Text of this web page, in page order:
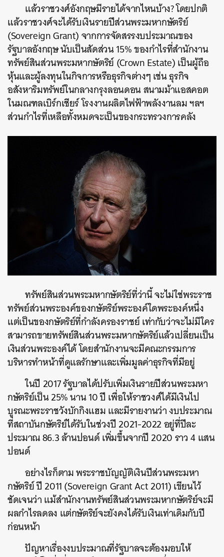
แล้วราชวงศ์อังกฤษมีรายได้จากไหนบ้าง? โดยปกติ
แล้วราชวงศ์จะได้รับเงินรายปีส่วนพระมหากษัตริย์
(Sovereign Grant) จากการจัดสรรงบประมาณของ
รัฐบาลอังกฤษ นับเป็นสัดส่วน 15% ของกำไรที่สำนักงาน
ทรัพย์สินส่วนพระมหากษัตริย์ (Crown Estate) เป็นผู้ถือ
หุ้นและผู้ลงทุนในกิจการหรือธุรกิจต่างๆ เช่น ธุรกิจ
อสังหาริมทรัพย์ในกลางกรุงลอนดอน สนามม้าแอสคอต
ในมณฑลเบิร์กเชียร์ โรงงานผลิตไฟฟ้าพลังงานลม ฯลฯ
ส่วนกำไรที่เหลือทั้งหมดจะเป็นของกระทรวงการคลัง
ทรัพย์สินส่วนพระมหากษัตริย์ที่ว่านี้ จะไม่ใช่พระราช
ทรัพย์ส่วนพระองค์ของกษัตริย์พระองค์ใดพระองค์หนึ่ง
แต่เป็นของกษัตริย์ที่กำลังครองราชย์ เท่ากับว่าจะไม่มีใคร
สามารถขายทรัพย์สินส่วนพระมหากษัตริย์แล้วเปลี่ยนเป็น
เงินส่วนพระองค์ได้ โดยสำนักงานจะมีคณะกรรมการ
บริหารทำหน้าที่ดูแลรักษาและเพิ่มมูลค่าธุรกิจที่มีอยู่
ในปี 2017 รัฐบาลได้ปรับเพิ่มเงินรายปีส่วนพระมหา
กษัตริย์เป็น 25% นาน 10 ปี เพื่อให้ราชวงศ์ได้มีเงินไป
บูรณะพระราชวังบักกิงแฮม และมีรายงานว่า งบประมาณ
ที่สถาบันกษัตริย์ได้รับในช่วงปี 2021-2022 อยู่ที่ปีละ
ประมาณ 86.3 ล้านปอนด์ เพิ่มขึ้นจากปี 2020 ราว 4 แสน
ปอนด์
อย่างไรก็ตาม พระราชบัญญัติเงินปีส่วนพระมหา
กษัตริย์ ปี 2011 (Sovereign Grant Act 2011) เขียนไว้
ชัดเจนว่า แม้สำนักงานทรัพย์สินส่วนพระมหากษัตริย์จะมี
ผลกำไรลดลง แต่กษัตริย์จะยังคงได้รับเงินเท่าเดิมกับปี
ก่อนหน้า
ปัญหาเรื่องงบประมาณที่รัฐบาลจะต้องมอบให้